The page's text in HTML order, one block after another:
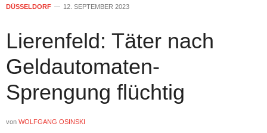
DÜSSELDORF 12. SEPTEMBER 2023
Lierenfeld: Täter nach
Geldautomaten-
Sprengung flüchtig
von WOLFGANG OSINSKI